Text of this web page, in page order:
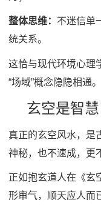
整体思维： 不迷信单
统关系。
这恰与现代环境心理
“场域”概念隐隐相通。
玄空是智
真正的玄空风水，是
神秘，也不速成，更
正如抱玄道人在《玄
形审气，顺天应人而